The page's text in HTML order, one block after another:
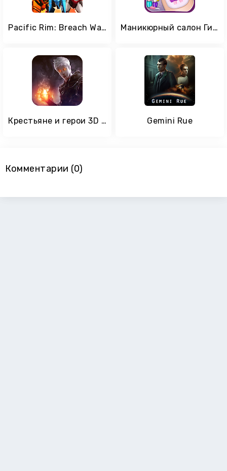
Pacific Rim: Breach Wars - Головоломки и RPG Маникюрный салон Гиппо: Игры для девочек
Крестьяне и герои 3D MMO Gemini Rue
Комментарии (0)